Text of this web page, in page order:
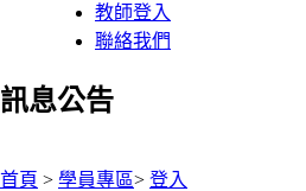
教師登入
聯絡我們
訊息公告
首頁 > 學員專區> 登入